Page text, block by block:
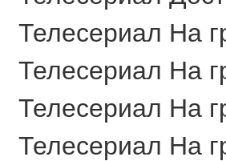
Телесериал На
Телесериал На
Телесериал На
Телесериал На